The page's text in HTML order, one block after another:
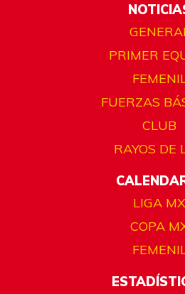
PRIMER
FUERZAS
CLUB
RAYOS DE
LIGA MX
COPA